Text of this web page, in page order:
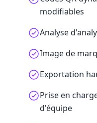
modifiables
Analyse
Image de
Exportation
Prise en
d'équipe